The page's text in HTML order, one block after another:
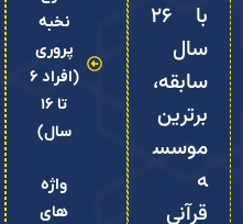
با ۲۶
سال
سابقه،
برترین
موسس
ه
قرآنی
نخبه
پروری
(افراد 6
تا 16
سال)
واژه
های